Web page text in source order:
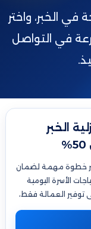
الخبر، واختر
في التواصل
الخبر
خطوة مهمة لضمان
الأسرة اليومية
توفير العمالة فقط،